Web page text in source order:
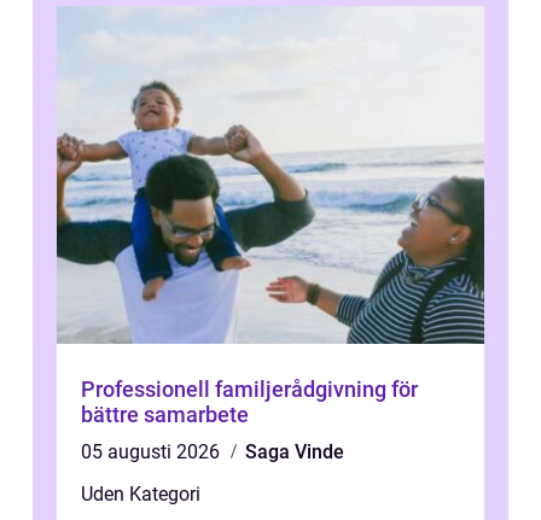
Professionell familjerådgivning för
bättre samarbete
05 augusti 2026
Saga Vinde
Uden Kategori